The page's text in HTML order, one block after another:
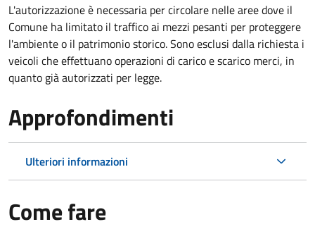
L'autorizzazione è necessaria per circolare nelle aree dove il
Comune ha limitato il traffico ai mezzi pesanti per proteggere
l'ambiente o il patrimonio storico. Sono esclusi dalla richiesta i
veicoli che effettuano operazioni di carico e scarico merci, in
quanto già autorizzati per legge.
Approfondimenti
Ulteriori informazioni
Come fare